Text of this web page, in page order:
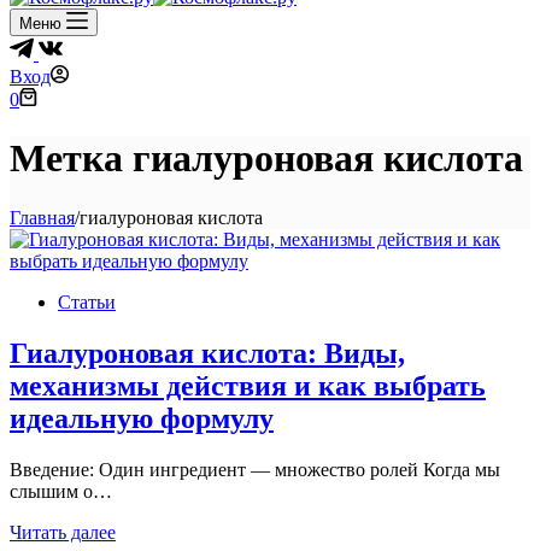
Меню
Вход
Корзина
0
Метка гиалуроновая кислота
Главная/гиалуроновая кислота
Статьи
Гиалуроновая кислота: Виды,
механизмы действия и как выбрать
идеальную формулу
Введение: Один ингредиент — множество ролей Когда мы
слышим о…
Читать далееГиалуроновая